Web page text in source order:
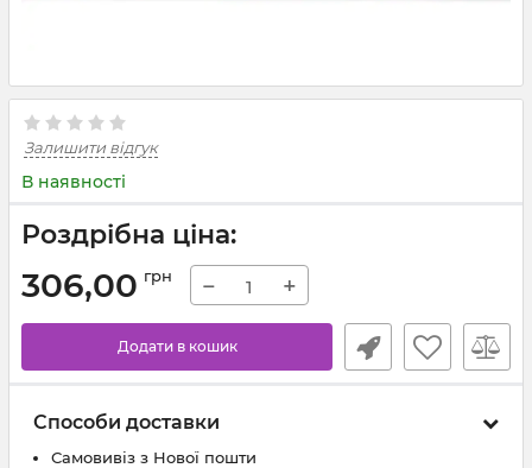
Залишити відгук
В наявності
Роздрібна ціна:
306,00 грн − +
Додати в кошик
Способи доставки
Самовивіз з Нової пошти